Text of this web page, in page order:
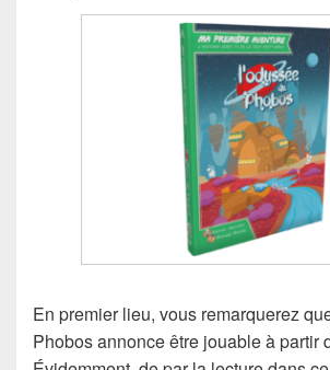
En premier lieu, vous remarquerez
Phobos annonce être jouable à partir